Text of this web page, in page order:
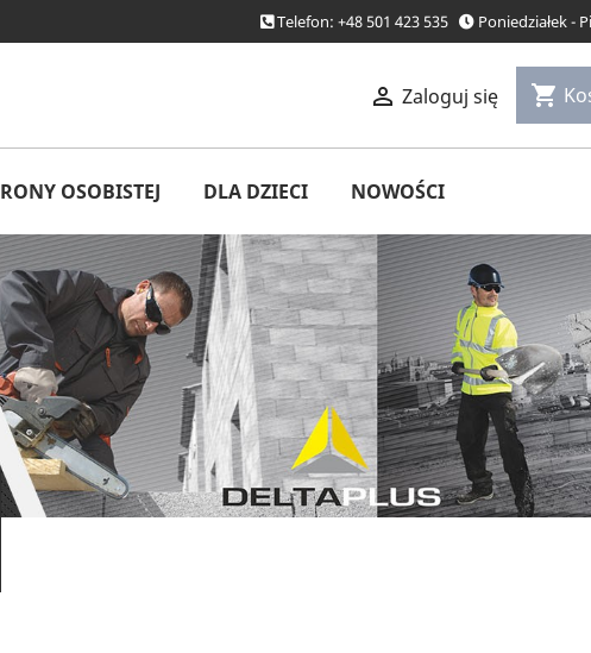
Telefon: +48 501 423 535 Poniedziałek -
 Zaloguj się shopping_cart
OSOBISTEJ DLA DZIECI NOWOŚCI